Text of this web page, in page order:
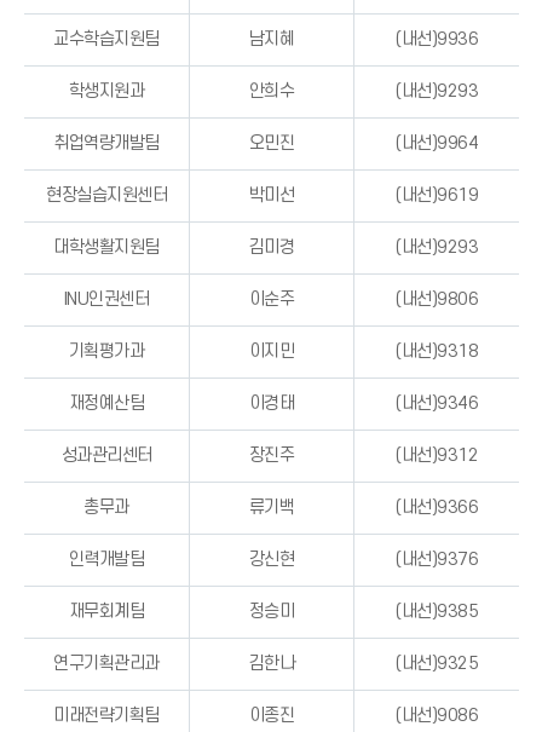
교수학습지원팀 남지혜 (내선)9936
학생지원과 안희수 (내선)9293
취업역량개발팀 오민진 (내선)9964
현장실습지원센터 박미선 (내선)9619
대학생활지원팀 김미경 (내선)9293
INU인권센터 이순주 (내선)9806
기획평가과 이지민 (내선)9318
재정예산팀 이경태 (내선)9346
성과관리센터 장진주 (내선)9312
총무과 류기백 (내선)9366
인력개발팀 강신현 (내선)9376
재무회계팀 정승미 (내선)9385
연구기획관리과 김한나 (내선)9325
미래전략기획팀 이종진 (내선)9086